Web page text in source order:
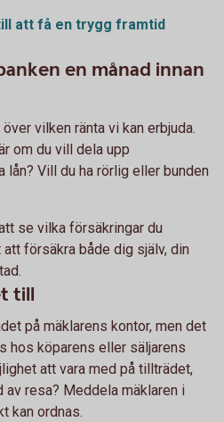
att få en trygg framtid
en månad innan
vilken ränta vi kan erbjuda.
om du vill dela upp
lån? Vill du ha rörlig eller bunden
se vilka försäkringar du
att försäkra både dig själv, din
till
på mäklarens kontor, men det
hos köparens eller säljarens
att vara med på tillträdet,
av resa? Meddela mäklaren i
kan ordnas.